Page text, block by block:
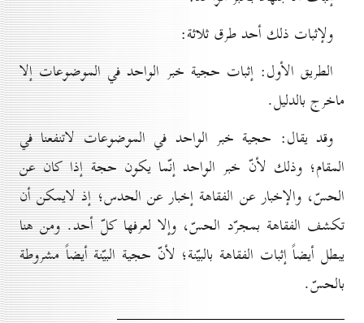
ولإثبات ذلك أحد طرق ثلاثة:
الطريق الأول: إثبات حجية خبر الواحد في الموضوعات إلا
ماخرج بالدليل.
وقد يقال: حجية خبر الواحد في الموضوعات لاتنفعنا في
المقام؛ وذلك لأنّ خبر الواحد إنّما يكون حجة إذا كان عن
الحسّ، والإخبار عن الفقاهة إخبار عن الحدس؛ إذ لايمكن أن
تكشف الفقاهة بمجرّد الحسّ، وإلا لعرفها كلّ أحد. ومن هنا
يبطل أيضاً إثبات الفقاهة بالبيّنة؛ لأنّ حجية البيّنة أيضاً مشروطة
بالحسّ.